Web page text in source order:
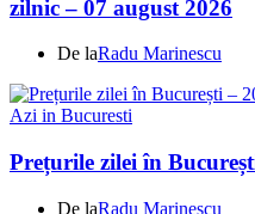
zilnic – 07 august 2026
De laRadu Marinescu
Azi in Bucuresti
Prețurile zilei în
De laRadu Marinescu